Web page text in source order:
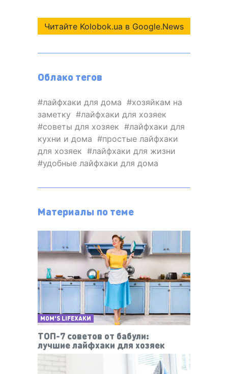
Читайте Kolobok.ua в Google.News
Облако тегов
лайфхаки для дома
хозяйкам на
заметку
лайфхаки для хозяек
советы для хозяек
лайфхаки для
кухни и дома
простые лайфхаки
для хозяек
лайфхаки для жизни
удобные лайфхаки для дома
Материалы по теме
MOM'S LIFEХАКИ
ТОП-7 советов от бабули:
лучшие лайфхаки для хозяек